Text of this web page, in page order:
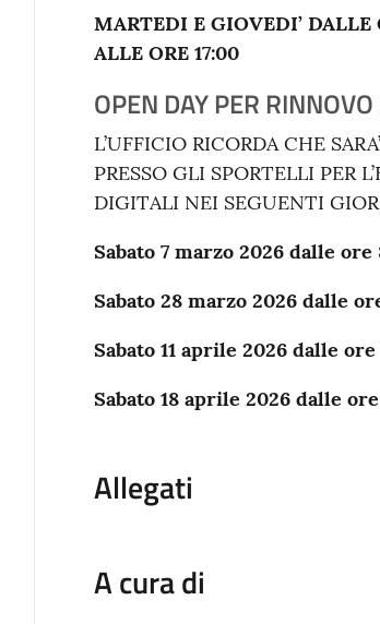
MARTEDI E GIOVEDI’ DALLE
ALLE ORE 17:00
OPEN DAY PER RINNOVO
L’UFFICIO RICORDA CHE
PRESSO GLI SPORTELLI PER
DIGITALI NEI SEGUENTI
Sabato 7 marzo 2026 dalle ore
Sabato 28 marzo 2026 dalle
Sabato 11 aprile 2026 dalle
Sabato 18 aprile 2026 dalle
Allegati
A cura di